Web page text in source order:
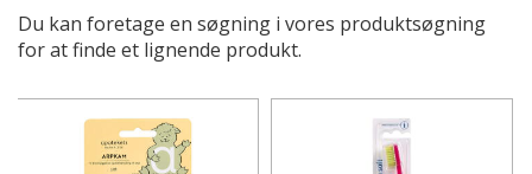
Du kan foretage en søgning i vores produktsøgning
for at finde et lignende produkt.